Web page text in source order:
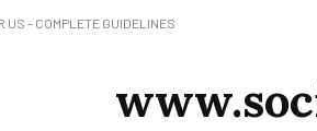
US – COMPLETE GUIDELINES